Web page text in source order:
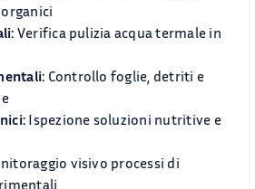
Verifica pulizia acqua termale in
Controllo foglie, detriti e
Ispezione soluzioni nutritive e
visivo processi di